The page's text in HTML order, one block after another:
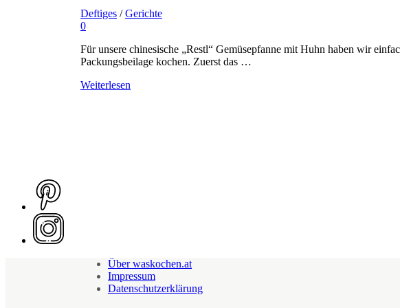
Deftiges /Gerichte
0
Für unsere chinesische „Restl“ Gemüsepfanne mit Huhn haben wir
Packungsbeilage kochen. Zuerst das …
Weiterlesen
Über waskochen.at
Impressum
Datenschutzerklärung